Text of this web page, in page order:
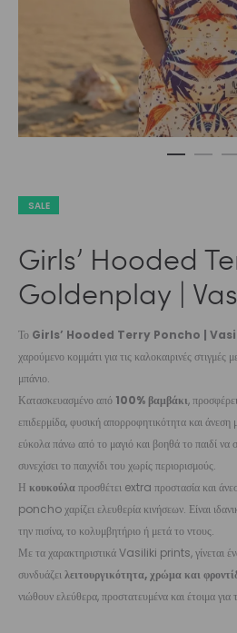
SALE
Girls’ Hooded
Goldenplay |
Το Girls’ Hooded Terry Poncho |
χαρούμενο κομμάτι για τις καλοκαιρινές στιγμές
μπάνιο.
Κατασκευασμένο από 100% βαμβάκι,
επιδερμίδα, φυσική απορροφητικότητα και
εύκολα πάνω από το μαγιό και βοηθά το παιδί να
συνεχίσει το παιχνίδι του χωρίς περιορισμούς.
Η κουκούλαπροσθέτει extra προστασία και
poncho χαρίζει ελευθερία κινήσεων. Είναι
την πισίνα, το κολυμβητήριο ή μετά το ντους.
Με τα χαρακτηριστικά Vasiliki prints, γίνεται
συνδυάζειλειτουργικότητα, χρώμα και
νιώθουν ελεύθερα, προστατευμένα και έτοιμα για